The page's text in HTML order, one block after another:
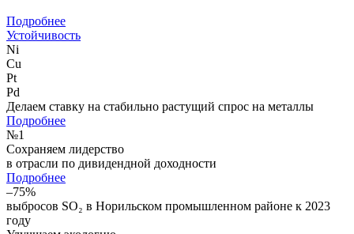
Подробнее
Устойчивость
Ni
Cu
Pt
Pd
Делаем ставку на стабильно растущий спрос на металлы
Подробнее
№1
Сохраняем лидерство
в отрасли по дивидендной доходности
Подробнее
–75%
выбросов SO₂ в Норильском промышленном районе к 2023
году